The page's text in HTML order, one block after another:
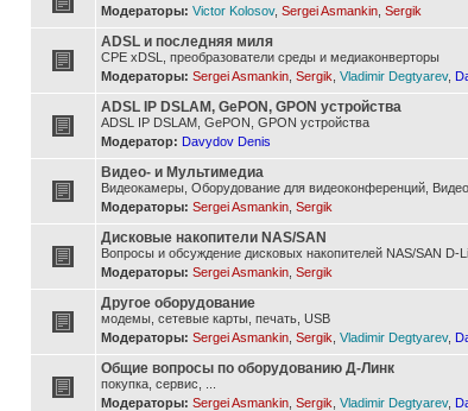
Модераторы: Victor Kolosov, Sergei Asmankin Sergik
ADSL и последняя миля
CPE xDSL, преобразователи среды и медиаконверторы
Модераторы: Sergei Asmankin Sergik Vladimir Degtyarev,
ADSL IP DSLAM, GePON, GPON устройства
ADSL IP DSLAM, GePON, GPON устройства
Модератор: Davydov Denis
Видео- и Мультимедиа
Видеокамеры, Оборудование для видеоконференций,
Модераторы: Sergei Asmankin Sergik
Дисковые накопители NAS/SAN
Вопросы и обсуждение дисковых накопителей NAS/SAN D-
Модераторы: Sergei Asmankin Sergik
Другое оборудование
модемы, сетевые карты, печать, USB
Модераторы: Sergei Asmankin Sergik Vladimir Degtyarev,
Общие вопросы по оборудованию Д-Линк
покупка, сервис, ...
Модераторы: Sergei Asmankin Sergik Vladimir Degtyarev,